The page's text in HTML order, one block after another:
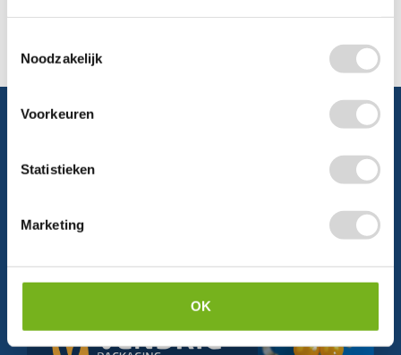
Noodzakelijk
Voorkeuren
Statistieken
Marketing
OK
Schrijf je in en ontvang direct
Krijg af en toe mails van ons